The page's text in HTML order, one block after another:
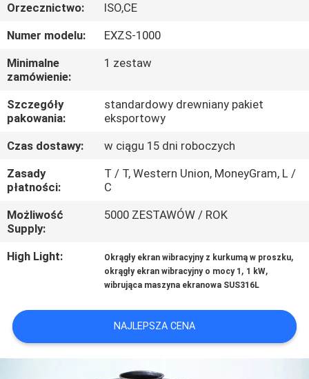
O
NAS
WYCIECZKA
PO
FABRYCE
KONTROLA
JAKOŚCI
SKONTAKTUJ
SIĘ
NAMI
POPROSIĆ
Orzecznictwo:
ISO,CE
Numer modelu:
EXZS-1000
Minimalne
zamówienie:
1 zestaw
Szczegóły
pakowania:
standardowy drewniany pakiet
eksportowy
Czas dostawy:
w ciągu 15 dni roboczych
Zasady
płatności:
T / T, Western Union, MoneyGram, L /
C
Możliwość
Supply:
5000 ZESTAWÓW / ROK
High Light: Okrągły ekran wibracyjny z kurkumą w proszku,
okrągły ekran wibracyjny o mocy 1 , 1 kW,
wibrująca maszyna ekranowa SUS316L
NAJLEPSZA CENA